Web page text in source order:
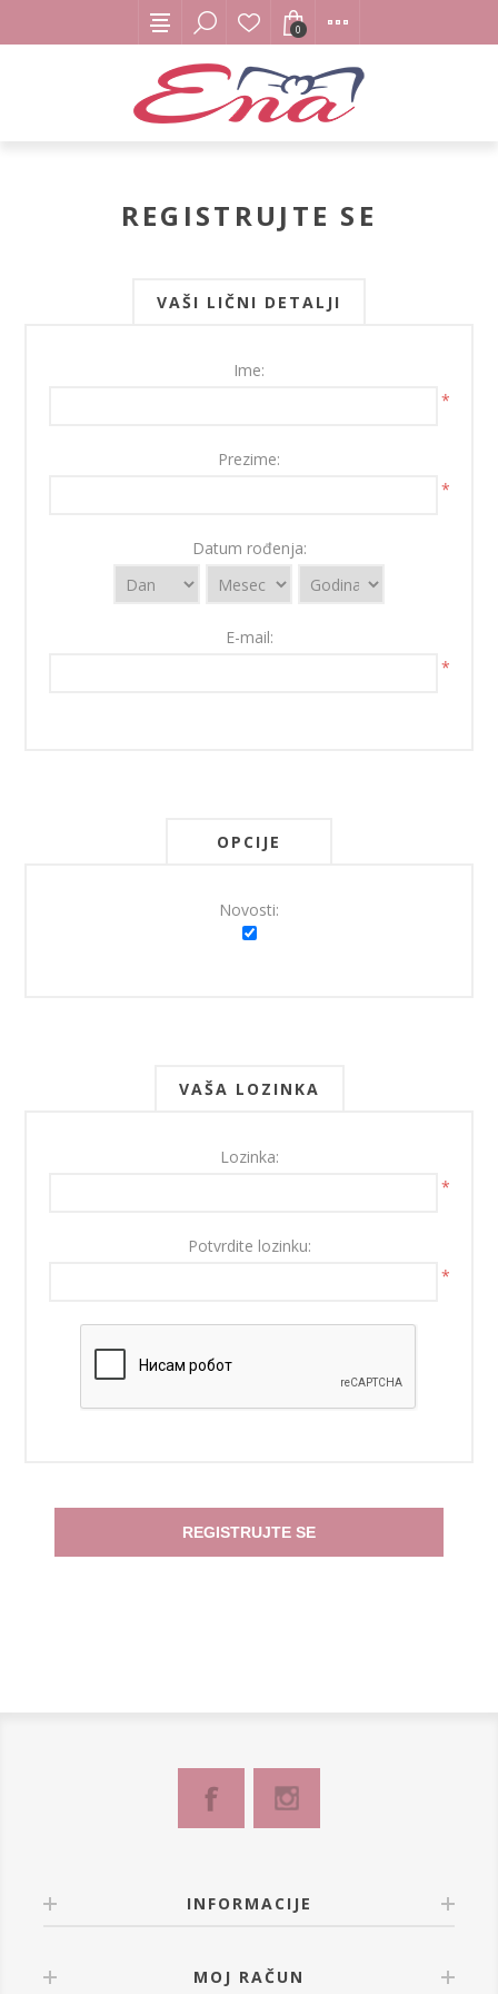
0
REGISTRUJTE SE
VAŠI LIČNI DETALJI
Ime:
*
Prezime:
*
Datum rođenja:
E-mail:
*
OPCIJE
Novosti:
VAŠA LOZINKA
Lozinka:
*
Potvrdite lozinku:
*
REGISTRUJTE SE
INFORMACIJE
MOJ RAČUN